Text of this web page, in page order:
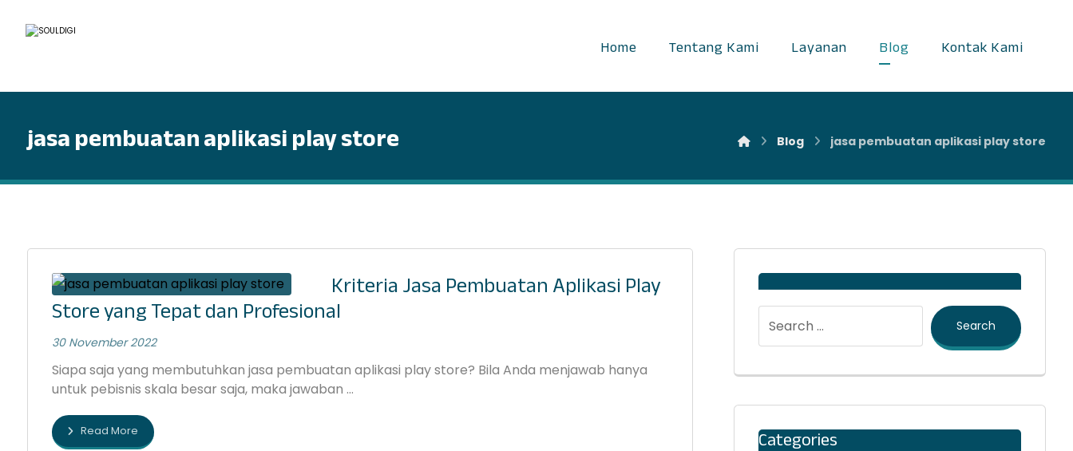
Home Tentang Kami Layanan Blog Kontak Kami
jasa pembuatan aplikasi play store Blog jasa pembuatan aplikasi play store
Kriteria Jasa Pembuatan Aplikasi Play
Store yang Tepat dan Profesional
30 November 2022
Siapa saja yang membutuhkan jasa pembuatan aplikasi play store? Bila Anda menjawab hanya
untuk pebisnis skala besar saja, maka jawaban ...
Read More
Search
Categories